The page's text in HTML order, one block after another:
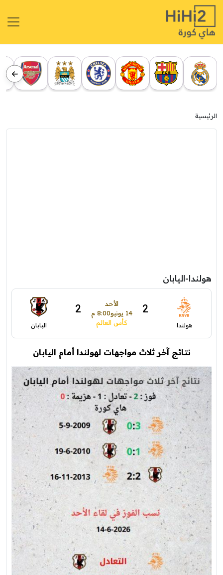
الرئيسية
هولندا-اليابان
هولندا
2
الأحد
14 يونيو
8:00 م 2
كأس العالم اليابان
نتائج آخر ثلاث مواجهات لهولندا أمام اليابان